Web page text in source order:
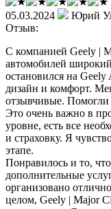
05.03.2024
Юрий
Отзыв:
С компанией Geely |
автомобилей
остановился на Geely
дизайн и комфорт.
отзывчивые.
Это очень важно в
уровне, есть все
и страховку. Я
этапе.
Понравилось и то,
дополнительные
организовано
целом, Geely | Major